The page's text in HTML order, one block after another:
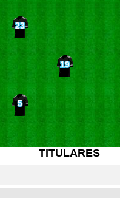
19
23
5
TITULARES